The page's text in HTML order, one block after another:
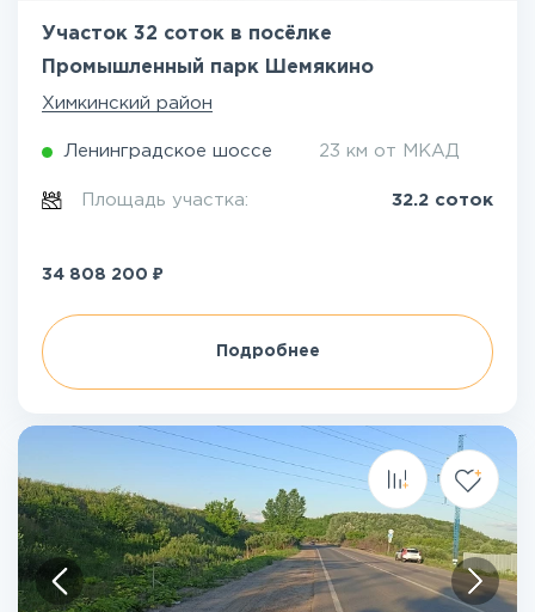
Участок 32 соток в посёлке
Промышленный парк Шемякино
Химкинский район
Ленинградское шоссе 23 км от МКАД
Площадь участка: 32.2 соток
34 808 200 ₽
Подробнее